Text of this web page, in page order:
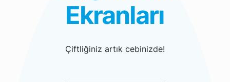
Ekranları
Çiftliğiniz artık cebinizde!